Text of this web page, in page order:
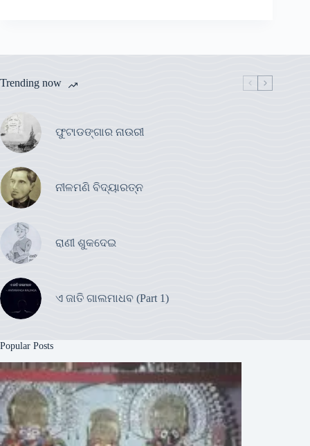
Trending now
ଫୁଟାଡଙ୍ଗାର ନାଉରୀ
ନୀଳମଣି ବିଦ୍ୟାରତ୍ନ
ରାଣୀ ଶୁକଦେଇ
ଏ ଜାତି ଗାଲମାଧବ (Part 1)
Popular Posts